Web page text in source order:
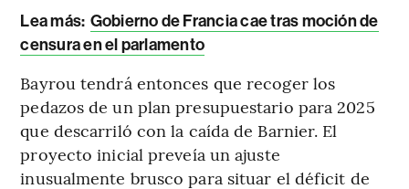
Lea más: Gobierno de Francia cae tras moción de
censura en el parlamento
Bayrou tendrá entonces que recoger los
pedazos de un plan presupuestario para 2025
que descarriló con la caída de Barnier. El
proyecto inicial preveía un ajuste
inusualmente brusco para situar el déficit de